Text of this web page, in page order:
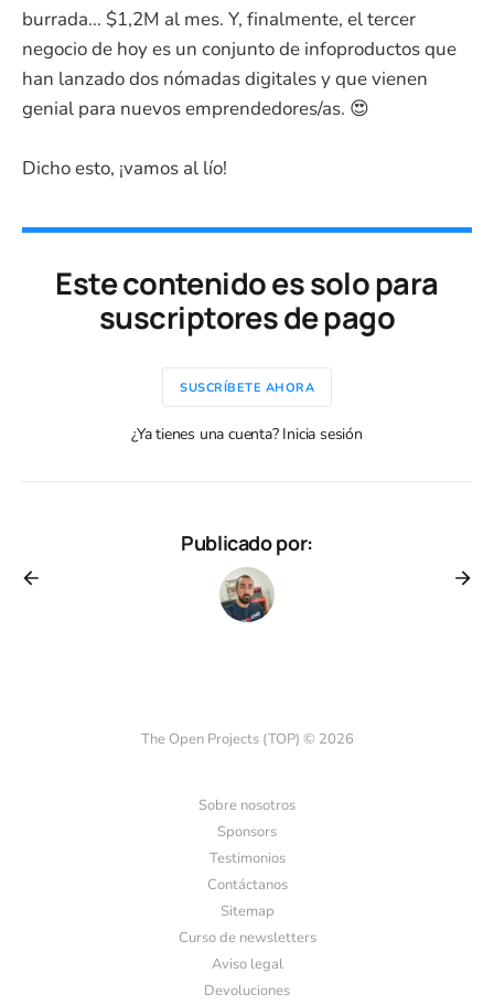
burrada... $1,2M al mes. Y, finalmente, el tercer
negocio de hoy es un conjunto de infoproductos que
han lanzado dos nómadas digitales y que vienen
genial para nuevos emprendedores/as. 😍
Dicho esto, ¡vamos al lío!
Este contenido es solo para
suscriptores de pago
SUSCRÍBETE AHORA
¿Ya tienes una cuenta? Inicia sesión
Publicado por:
The Open Projects (TOP) © 2026
Sobre nosotros
Sponsors
Testimonios
Contáctanos
Sitemap
Curso de newsletters
Aviso legal
Devoluciones